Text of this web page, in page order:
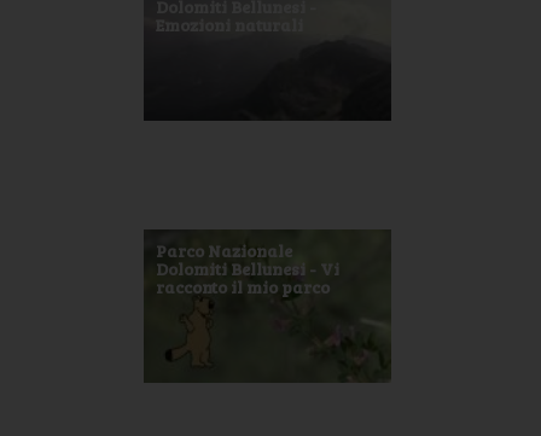
Parco Nazionale
Dolomiti Bellunesi - Vi
racconto il mio parco